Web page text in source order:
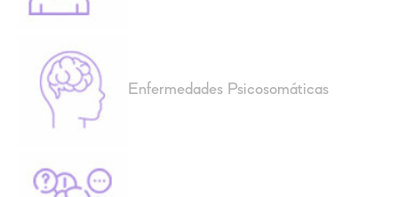
Enfermedades Psicosomáticas